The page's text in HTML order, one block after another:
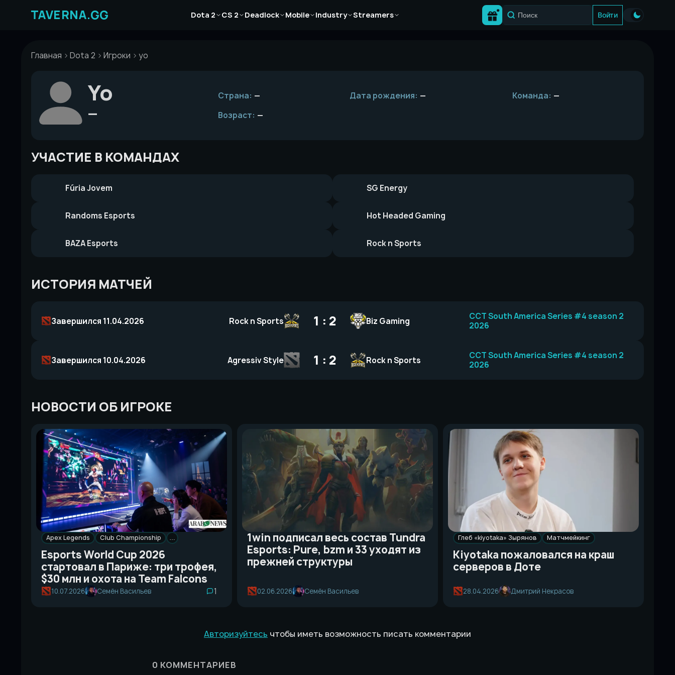
Dota 2
Статьи CS 2
СтатьиDeadlock
Статьи
Mobile
Статьи Industry
Статьи
Streamers
Статьи
Войти
Главная Dota 2 Игроки yo
Yo
—
Страна: — Дата рождения: — Команда: —
Возраст: —
УЧАСТИЕ В КОМАНДАХ
Fúria Jovem SG Energy
Randoms Esports Hot Headed Gaming
BAZA Esports Rock n Sports
ИСТОРИЯ МАТЧЕЙ
Завершился 11.04.2026 Rock n Sports 1 : 2 Biz Gaming
CCT South America Series #4 season 2
2026
Завершился 10.04.2026 Agressiv Style 1 : 2 Rock n Sports
CCT South America Series #4 season 2
2026
НОВОСТИ ОБ ИГРОКЕ
Apex Legends Club Championship …
Esports World Cup 2026
стартовал в Париже: три трофея,
$30 млн и охота на Team Falcons
10.07.2026 Семён Васильев 1
1win подписал весь состав Tundra
Esports: Pure, bzm и 33 уходят из
прежней структуры
02.06.2026 Семён Васильев
Глеб «kiyotaka» Зырянов Матчмейкинг
Kiyotaka пожаловался на краш
серверов в Доте
28.04.2026 Дмитрий Некрасов
Авторизуйтесь чтобы иметь возможность писать комментарии
0 КОММЕНТАРИЕВ